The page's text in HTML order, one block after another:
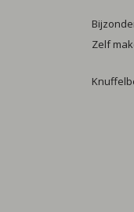
Zelf